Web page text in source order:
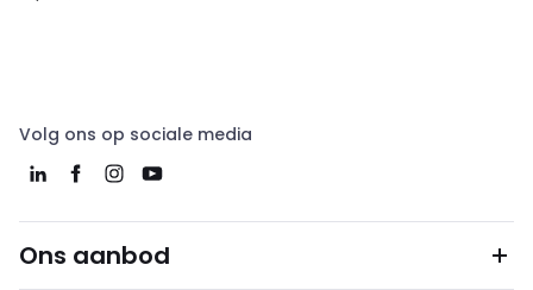
Volg ons op sociale media
Ons aanbod